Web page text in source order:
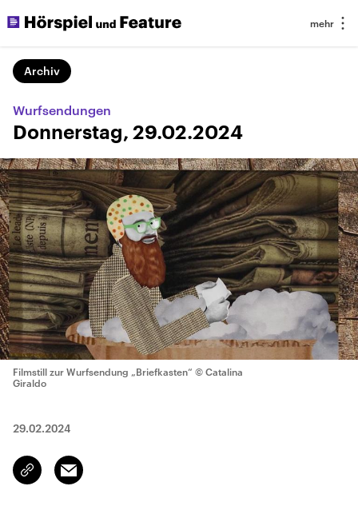
Archiv
Wurfsendungen
Donnerstag, 29.02.2024
Filmstill zur Wurfsendung „Briefkasten“ © Catalina
Giraldo
29.02.2024
Link
kopieren/teilen
Email